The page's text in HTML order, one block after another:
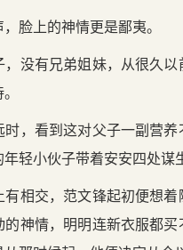
脸上的神情更是鄙夷。
没有兄弟姐妹，从很久
时，看到这对父子一副营
轻小伙子带着安安四处谋
相交，范文锋起初便想
的神情，明明连新衣服都